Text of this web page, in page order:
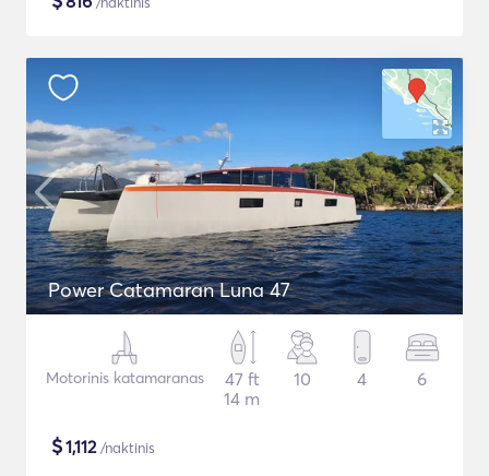
Power Catamaran Luna 47
Motorinis katamaranas
47 ft
14 m
10 4 6
$1,112/naktinis